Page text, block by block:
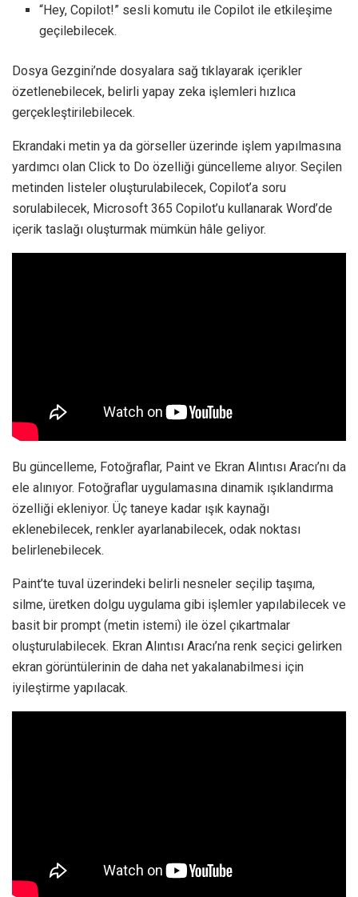
“Hey, Copilot!” sesli komutu ile Copilot ile etkileşime
geçilebilecek.
Dosya Gezgini’nde dosyalara sağ tıklayarak içerikler
özetlenebilecek, belirli yapay zeka işlemleri hızlıca
gerçekleştirilebilecek.
Ekrandaki metin ya da görseller üzerinde işlem yapılmasına
yardımcı olan Click to Do özelliği güncelleme alıyor. Seçilen
metinden listeler oluşturulabilecek, Copilot’a soru
sorulabilecek, Microsoft 365 Copilot’u kullanarak Word’de
içerik taslağı oluşturmak mümkün hâle geliyor.
Bu güncelleme, Fotoğraflar, Paint ve Ekran Alıntısı Aracı’nı da
ele alınıyor. Fotoğraflar uygulamasına dinamik ışıklandırma
özelliği ekleniyor. Üç taneye kadar ışık kaynağı
eklenebilecek, renkler ayarlanabilecek, odak noktası
belirlenebilecek.
Paint’te tuval üzerindeki belirli nesneler seçilip taşıma,
silme, üretken dolgu uygulama gibi işlemler yapılabilecek ve
basit bir prompt (metin istemi) ile özel çıkartmalar
oluşturulabilecek. Ekran Alıntısı Aracı’na renk seçici gelirken
ekran görüntülerinin de daha net yakalanabilmesi için
iyileştirme yapılacak.